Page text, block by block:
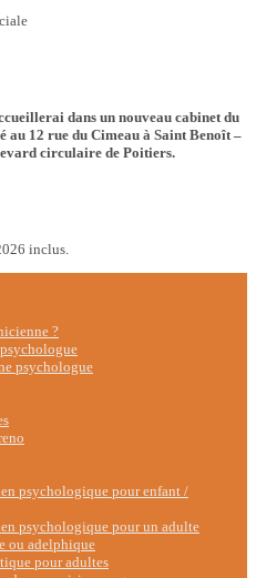
dans un nouveau cabinet du
au 12 rue du Cimeau à Saint Benoît –
circulaire de Poitiers.
inclus.
?
psychologue
psychologique pour enfant /
psychologique pour un adulte
ou adelphique
pour adultes